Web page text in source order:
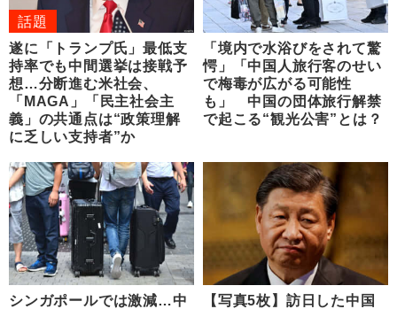
話題
遂に「トランプ氏」最低支
持率でも中間選挙は接戦予
想…分断進む米社会、
「MAGA」「民主社会主
義」の共通点は“政策理解
に乏しい支持者”か
「境内で水浴びをされて驚
愕」「中国人旅行客のせい
で梅毒が広がる可能性
も」 中国の団体旅行解禁
で起こる“観光公害”とは？
シンガポールでは激減…中
【写真5枚】訪日した中国